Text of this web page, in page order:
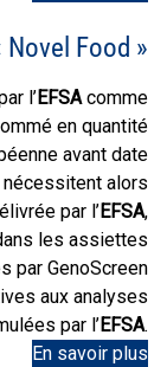
Novel Food »
l’EFSAcomme
en quantité
avant date
nécessitent alors
par l’EFSA,
les assiettes
par GenoScreen
aux analyses
par l’EFSA.
En savoir plus